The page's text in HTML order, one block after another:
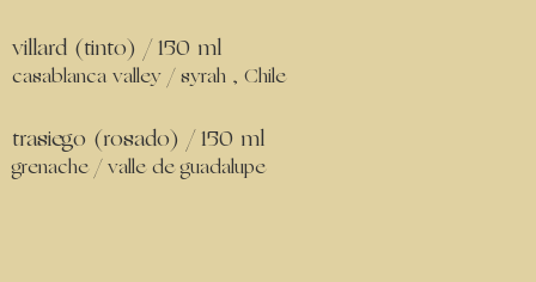
villard (tinto) / 150 ml
casablanca valley / syrah , Chile
trasiego (rosado) / 150 ml
grenache / valle de guadalupe